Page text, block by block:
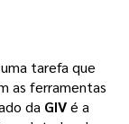
tarefa que
as ferramentas
da GIV é a